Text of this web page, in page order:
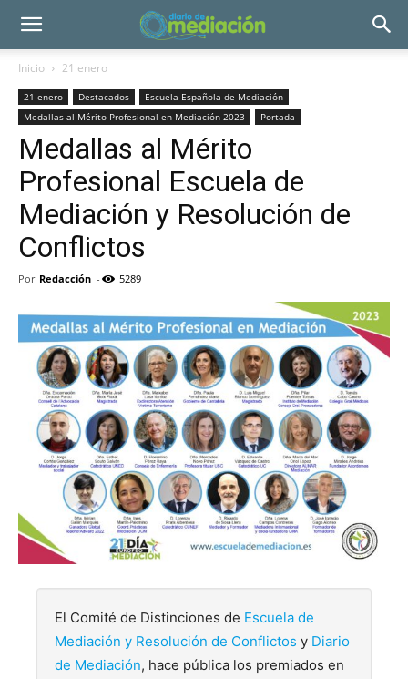
Inicio 21 enero
21 enero Destacados
Escuela Española de Mediación
Medallas al Mérito Profesional en Mediación 2023
Portada
Medallas al Mérito
Profesional Escuela de
Mediación y Resolución de
Conflictos
Por Redacción - 5289
El Comité de Distinciones de Escuela de
Mediación y Resolución de Conflictos y Diario
de Mediación, hace pública los premiados en